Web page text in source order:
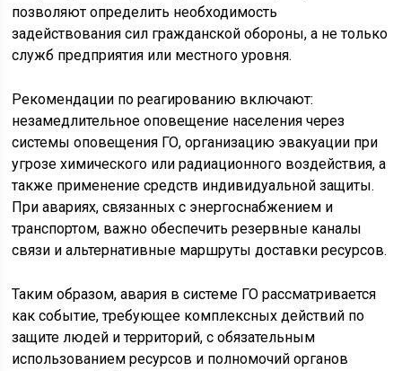
позволяют определить необходимость
задействования сил гражданской обороны, а не только
служб предприятия или местного уровня.
Рекомендации по реагированию включают:
незамедлительное оповещение населения через
системы оповещения ГО, организацию эвакуации при
угрозе химического или радиационного воздействия, а
также применение средств индивидуальной защиты.
При авариях, связанных с энергоснабжением и
транспортом, важно обеспечить резервные каналы
связи и альтернативные маршруты доставки ресурсов.
Таким образом, авария в системе ГО рассматривается
как событие, требующее комплексных действий по
защите людей и территорий, с обязательным
использованием ресурсов и полномочий органов